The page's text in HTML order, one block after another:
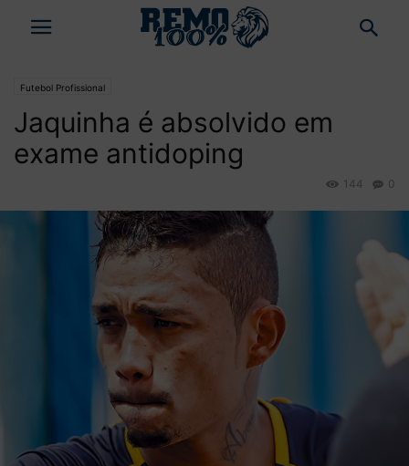
Futebol Profissional
Jaquinha é absolvido em
exame antidoping
0
144